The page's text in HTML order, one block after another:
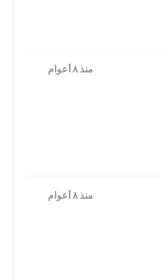
منذ ٨ أعوام
منذ ٨ أعوام